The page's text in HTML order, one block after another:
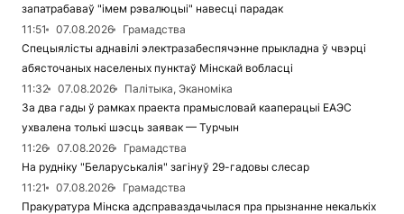
запатрабаваў "імем рэвалюцыі" навесці парадак
11:51
07.08.2026
Грамадства
Спецыялісты аднавілі электразабеспячэнне прыкладна ў чвэрці
абясточаных населеных пунктаў Мінскай вобласці
11:32
07.08.2026
Палітыка, Эканоміка
За два гады ў рамках праекта прамысловай кааперацыі ЕАЭС
ухвалена толькі шэсць заявак — Турчын
11:26
07.08.2026
Грамадства
На рудніку "Беларуськалія" загінуў 29-гадовы слесар
11:21
07.08.2026
Грамадства
Пракуратура Мінска адсправаздачылася пра прызнанне некалькіх